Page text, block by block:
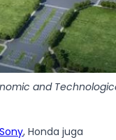
and
Sony, Honda juga